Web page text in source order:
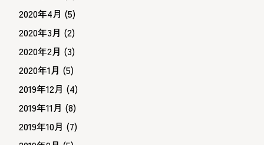
2020年4月 (5)
2020年3月 (2)
2020年2月 (3)
2020年1月 (5)
2019年12月 (4)
2019年11月 (8)
2019年10月 (7)